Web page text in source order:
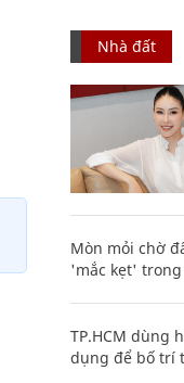
Nhà đất
Mòn mỏi chờ
'mắc kẹt'
TP.HCM dùng
dụng để bố trí